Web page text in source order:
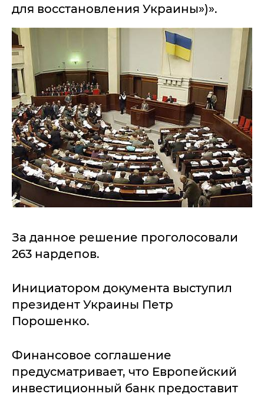
для восстановления Украины»)».
За данное решение проголосовали
263 нардепов.
Инициатором документа выступил
президент Украины Петр
Порошенко.
Финансовое соглашение
предусматривает, что Европейский
инвестиционный банк предоставит